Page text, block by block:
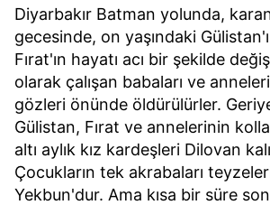
Sizlere daha iyi bir hizmet sunabilmek
Sitemizde kendimize ve üçüncü kişilere
kullanılmaktadır. Bu çerezler
verileriniz işlenmekte olup gerekli olan
toplumu hizmetlerinin sunulması
kullanılmaktadır. Diğer çerezler,
kılınması ve kişiselleştirilmesi ve
reklam/pazarlama faaliyetlerinin
sınırlı olarak açık rızanız dahilinde
Diyarbakır Batman yolunda,
gecesinde, on yaşındaki
Fırat'ın hayatı acı bir şekilde
olarak çalışan babaları ve
gözleri önünde öldürülürler.
Gülistan, Fırat ve annelerinin
altı aylık kız kardeşleri Dilovan
Çocukların tek akrabaları
Yekbun'dur. Ama kısa bir süre